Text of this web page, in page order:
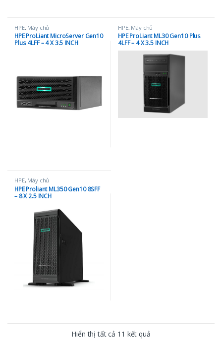
HPE, Máy chủ
HPE ProLiant MicroServer Gen10
Plus 4LFF – 4 X 3.5 INCH
HPE, Máy chủ
HPE ProLiant ML30 Gen10 Plus
4LFF – 4 X 3.5 INCH
HPE, Máy chủ
HPE Proliant ML350 Gen10 8SFF
– 8 X 2.5 INCH
Hiển thị tất cả 11 kết quả